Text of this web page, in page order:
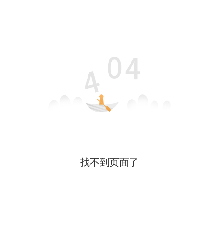
找不到页面了